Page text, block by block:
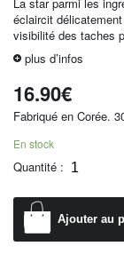
éclaircit
visibilité des taches
plus d’infos
16.90€
Fabriqué en Corée.
En stock
Quantité :
Ajouter au